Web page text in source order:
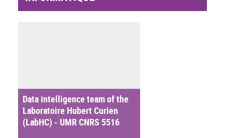
Data intelligence team of the
Laboratoire Hubert Curien
(LabHC) - UMR CNRS 5516